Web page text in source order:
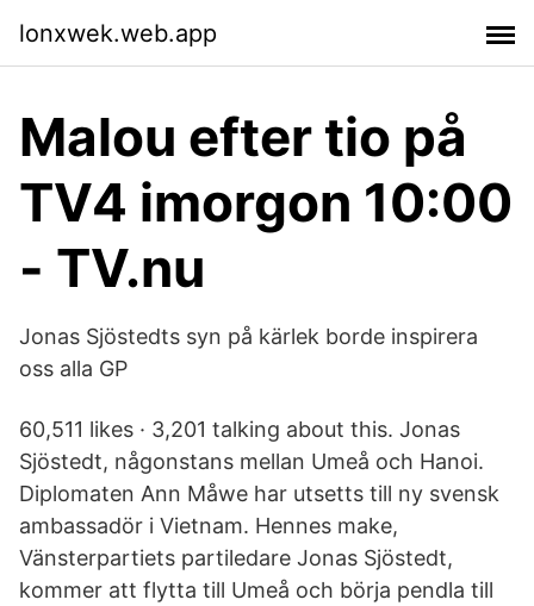
lonxwek.web.app
Malou efter tio på
TV4 imorgon 10:00
- TV.nu
Jonas Sjöstedts syn på kärlek borde inspirera
oss alla GP
60,511 likes · 3,201 talking about this. Jonas
Sjöstedt, någonstans mellan Umeå och Hanoi.
Diplomaten Ann Måwe har utsetts till ny svensk
ambassadör i Vietnam. Hennes make,
Vänsterpartiets partiledare Jonas Sjöstedt,
kommer att flytta till Umeå och börja pendla till